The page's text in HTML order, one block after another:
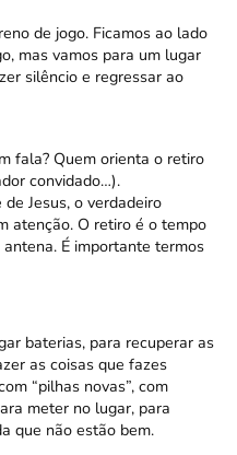
de jogo. Ficamos ao lado
mas vamos para um lugar
silêncio e regressar ao
fala? Quem orienta o retiro
convidado…).
Jesus, o verdadeiro
atenção. O retiro é o tempo
É importante termos
baterias, para recuperar as
as coisas que fazes
“pilhas novas”, com
meter no lugar, para
que não estão bem.